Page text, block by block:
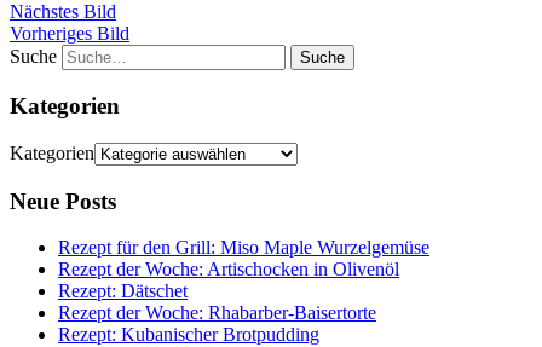
Nächstes Bild
Vorheriges Bild
Suche
Kategorien
Kategorien
Neue Posts
Rezept für den Grill: Miso Maple Wurzelgemüse
Rezept der Woche: Artischocken in Olivenöl
Rezept: Dätschet
Rezept der Woche: Rhabarber-Baisertorte
Rezept: Kubanischer Brotpudding